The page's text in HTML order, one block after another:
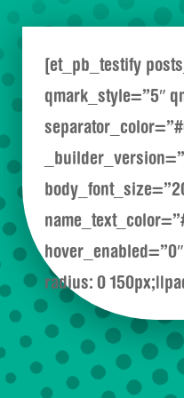
[et_pb_testify
qmark_style=”5″
radius: 0